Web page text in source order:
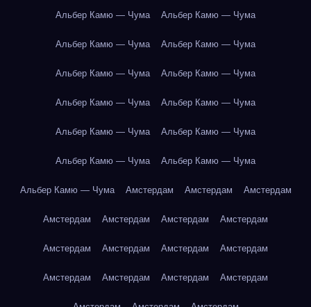
Альбер Камю — Чума Альбер Камю — Чума
Альбер Камю — Чума Альбер Камю — Чума
Альбер Камю — Чума Альбер Камю — Чума
Альбер Камю — Чума Альбер Камю — Чума
Альбер Камю — Чума Альбер Камю — Чума
Альбер Камю — Чума Альбер Камю — Чума
Альбер Камю — Чума Амстердам Амстердам Амстердам
Амстердам Амстердам Амстердам Амстердам
Амстердам Амстердам Амстердам Амстердам
Амстердам Амстердам Амстердам Амстердам